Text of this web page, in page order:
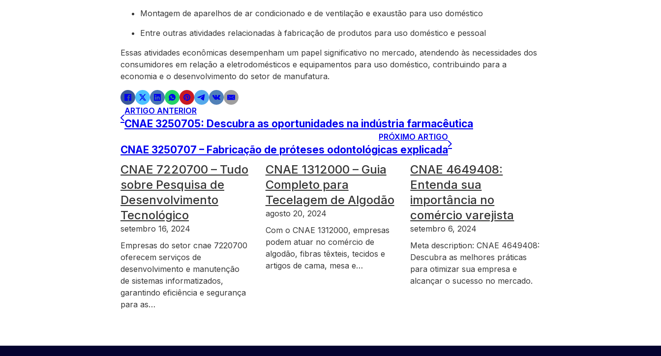
Montagem de aparelhos de ar condicionado e de ventilação e exaustão para uso doméstico
Entre outras atividades relacionadas à fabricação de produtos para uso doméstico e pessoal
Essas atividades econômicas desempenham um papel significativo no mercado, atendendo às necessidades dos
consumidores em relação a eletrodomésticos e equipamentos para uso doméstico, contribuindo para a
economia e o desenvolvimento do setor de manufatura.
ARTIGO ANTERIOR
CNAE 3250705: Descubra as oportunidades na indústria farmacêutica
PRÓXIMO ARTIGO
CNAE 3250707 – Fabricação de próteses odontológicas explicada
CNAE 7220700 – Tudo
sobre Pesquisa de
Desenvolvimento
Tecnológico
setembro 16, 2024
Empresas do setor cnae 7220700
oferecem serviços de
desenvolvimento e manutenção
de sistemas informatizados,
garantindo eficiência e segurança
para as…
CNAE 1312000 – Guia
Completo para
Tecelagem de Algodão
agosto 20, 2024
Com o CNAE 1312000, empresas
podem atuar no comércio de
algodão, fibras têxteis, tecidos e
artigos de cama, mesa e…
CNAE 4649408:
Entenda sua
importância no
comércio varejista
setembro 6, 2024
Meta description: CNAE 4649408:
Descubra as melhores práticas
para otimizar sua empresa e
alcançar o sucesso no mercado.